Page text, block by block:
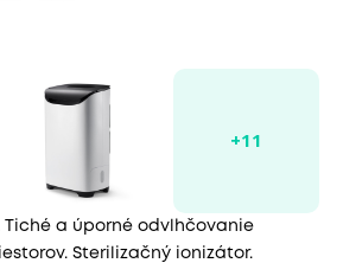
Tiché a úporné odvlhčovanie
Sterilizačný ionizátor.